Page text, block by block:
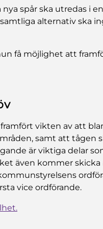
spår ska utredas i
alternativ ska
få möjlighet att
vikten av att
samt att tågen
är viktiga delar
även kommer
vice ordförande.